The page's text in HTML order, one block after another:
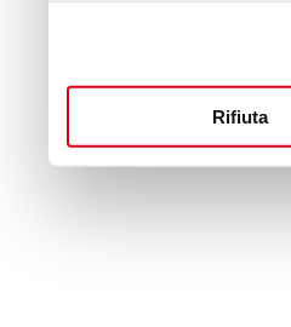
Rifiuta